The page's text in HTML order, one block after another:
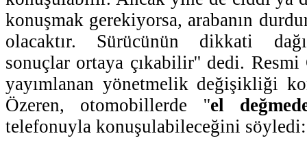
konuşmak gerekiyorsa, arabanın
olacaktır. Sürücünün dikkati
sonuçlar ortaya çıkabilir'' dedi. Resmi
yayımlanan yönetmelik değişikliği
Özeren, otomobillerde ''el
telefonuyla konuşulabileceğini söyledi: